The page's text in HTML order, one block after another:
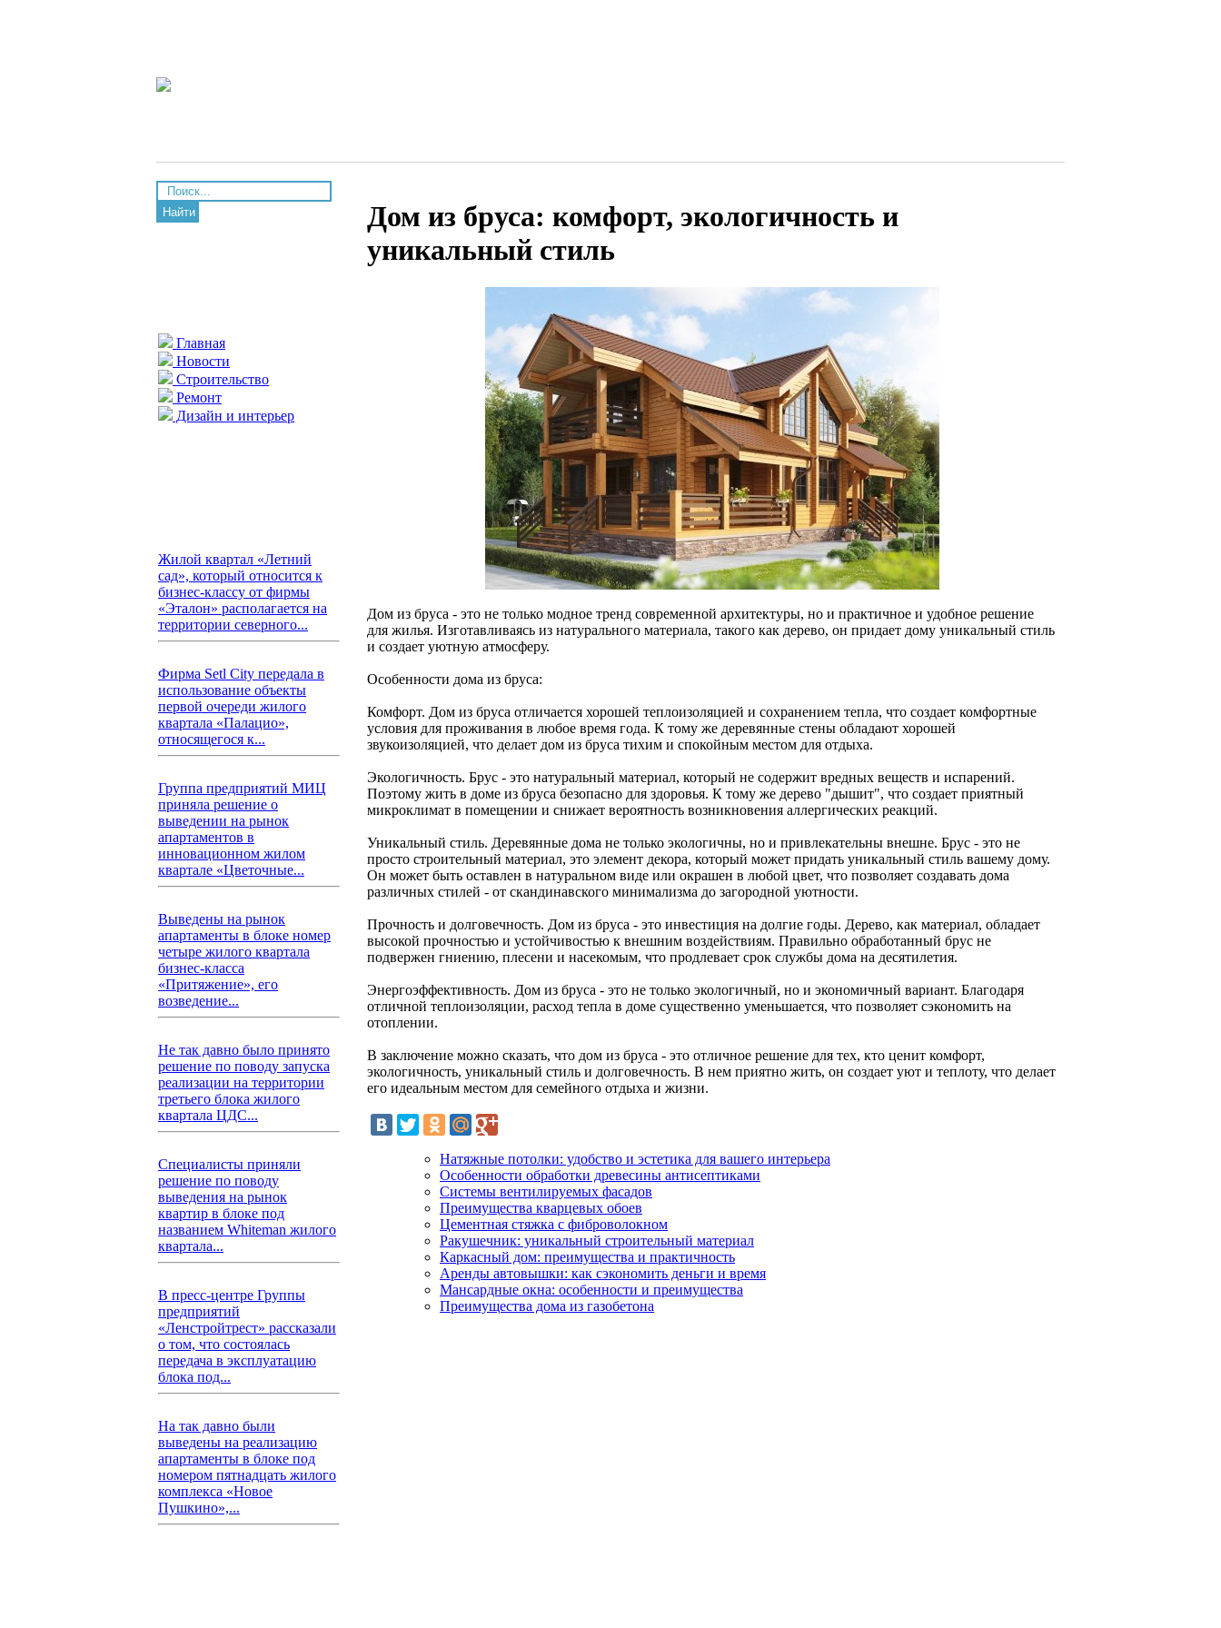
Найти
Главная
Новости
Строительство
Ремонт
Дизайн и интерьер
Жилой квартал «Летний
сад», который относится к
бизнес-классу от фирмы
«Эталон» располагается на
территории северного...
Фирма Setl City передала в
использование объекты
первой очереди жилого
квартала «Палацио»,
относящегося к...
Группа предприятий МИЦ
приняла решение о
выведении на рынок
апартаментов в
инновационном жилом
квартале «Цветочные...
Выведены на рынок
апартаменты в блоке номер
четыре жилого квартала
бизнес-класса
«Притяжение», его
возведение...
Не так давно было принято
решение по поводу запуска
реализации на территории
третьего блока жилого
квартала ЦДС...
Специалисты приняли
решение по поводу
выведения на рынок
квартир в блоке под
названием Whiteman жилого
квартала...
В пресс-центре Группы
предприятий
«Ленстройтрест» рассказали
о том, что состоялась
передача в эксплуатацию
блока под...
На так давно были
выведены на реализацию
апартаменты в блоке под
номером пятнадцать жилого
комплекса «Новое
Пушкино»,...
Дом из бруса: комфорт, экологичность и
уникальный стиль
Дом из бруса - это не только модное тренд современной архитектуры, но и практичное и удобное решение
для жилья. Изготавливаясь из натурального материала, такого как дерево, он придает дому уникальный стиль
и создает уютную атмосферу.
Особенности дома из бруса:
Комфорт. Дом из бруса отличается хорошей теплоизоляцией и сохранением тепла, что создает комфортные
условия для проживания в любое время года. К тому же деревянные стены обладают хорошей
звукоизоляцией, что делает дом из бруса тихим и спокойным местом для отдыха.
Экологичность. Брус - это натуральный материал, который не содержит вредных веществ и испарений.
Поэтому жить в доме из бруса безопасно для здоровья. К тому же дерево "дышит", что создает приятный
микроклимат в помещении и снижает вероятность возникновения аллергических реакций.
Уникальный стиль. Деревянные дома не только экологичны, но и привлекательны внешне. Брус - это не
просто строительный материал, это элемент декора, который может придать уникальный стиль вашему дому.
Он может быть оставлен в натуральном виде или окрашен в любой цвет, что позволяет создавать дома
различных стилей - от скандинавского минимализма до загородной уютности.
Прочность и долговечность. Дом из бруса - это инвестиция на долгие годы. Дерево, как материал, обладает
высокой прочностью и устойчивостью к внешним воздействиям. Правильно обработанный брус не
подвержен гниению, плесени и насекомым, что продлевает срок службы дома на десятилетия.
Энергоэффективность. Дом из бруса - это не только экологичный, но и экономичный вариант. Благодаря
отличной теплоизоляции, расход тепла в доме существенно уменьшается, что позволяет сэкономить на
отоплении.
В заключение можно сказать, что дом из бруса - это отличное решение для тех, кто ценит комфорт,
экологичность, уникальный стиль и долговечность. В нем приятно жить, он создает уют и теплоту, что делает
его идеальным местом для семейного отдыха и жизни.
Натяжные потолки: удобство и эстетика для вашего интерьера
Особенности обработки древесины антисептиками
Системы вентилируемых фасадов
Преимущества кварцевых обоев
Цементная стяжка с фиброволокном
Ракушечник: уникальный строительный материал
Каркасный дом: преимущества и практичность
Аренды автовышки: как сэкономить деньги и время
Мансардные окна: особенности и преимущества
Преимущества дома из газобетона